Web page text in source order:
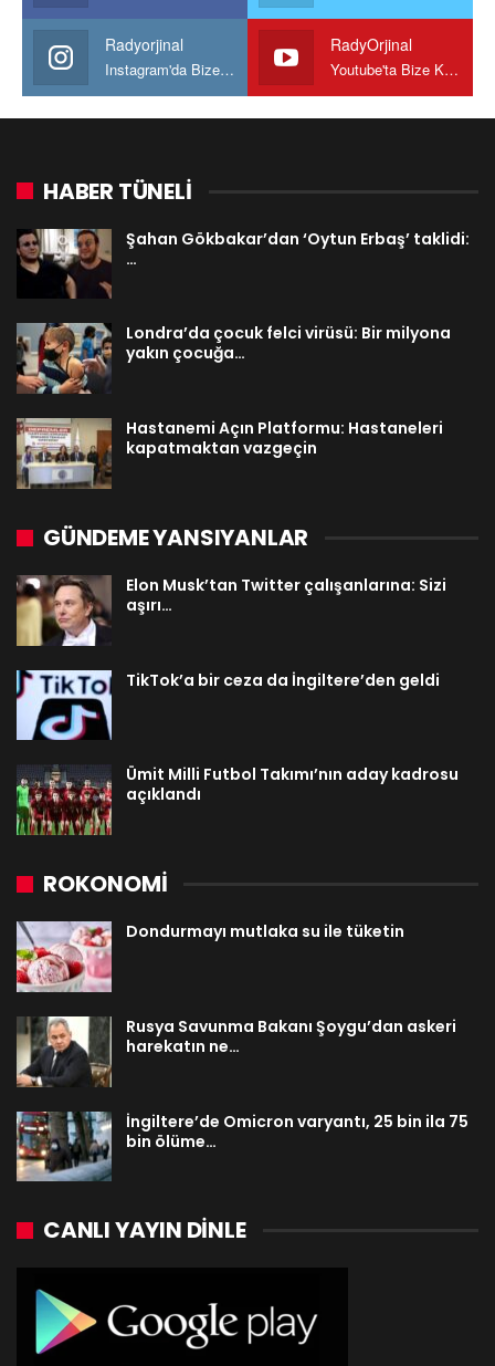
Radyorjinal
Instagram'da Bize katılın
RadyOrjinal
Youtube'ta Bize Katılın
HABER TÜNELİ
Şahan Gökbakar’dan ‘Oytun Erbaş’ taklidi:
…
Londra’da çocuk felci virüsü: Bir milyona
yakın çocuğa…
Hastanemi Açın Platformu: Hastaneleri
kapatmaktan vazgeçin
GÜNDEME YANSIYANLAR
Elon Musk’tan Twitter çalışanlarına: Sizi
aşırı…
TikTok’a bir ceza da İngiltere’den geldi
Ümit Milli Futbol Takımı’nın aday kadrosu
açıklandı
ROKONOMİ
Dondurmayı mutlaka su ile tüketin
Rusya Savunma Bakanı Şoygu’dan askeri
harekatın ne…
İngiltere’de Omicron varyantı, 25 bin ila 75
bin ölüme…
CANLI YAYIN DINLE